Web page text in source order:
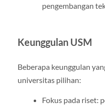
pengembangan
Keunggulan USM
Beberapa keunggulan
universitas pilihan:
Fokus pada riset: